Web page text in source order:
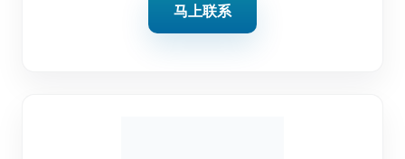
马上联系